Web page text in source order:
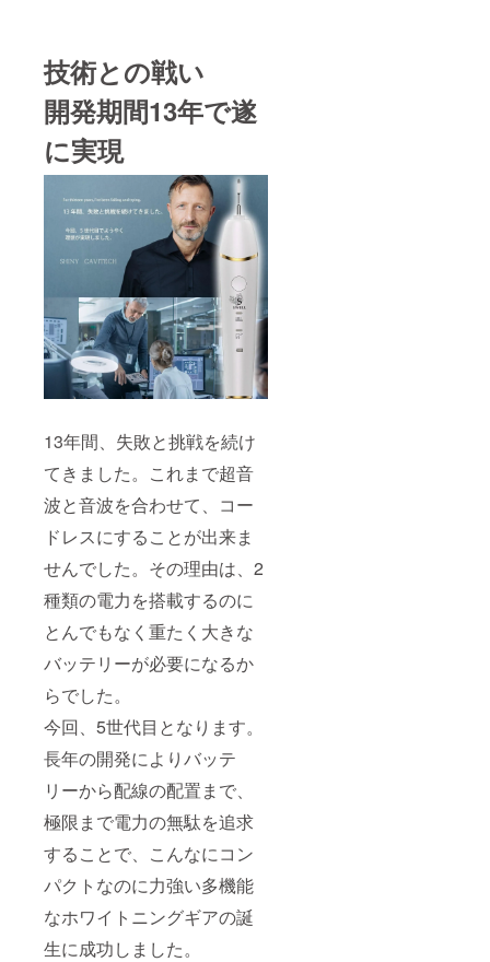
技術との戦い
開発期間13年で遂
に実現
13年間、失敗と挑戦を続け
てきました。これまで超音
波と音波を合わせて、コー
ドレスにすることが出来ま
せんでした。その理由は、2
種類の電力を搭載するのに
とんでもなく重たく大きな
バッテリーが必要になるか
らでした。
今回、5世代目となります。
長年の開発によりバッテ
リーから配線の配置まで、
極限まで電力の無駄を追求
することで、こんなにコン
パクトなのに力強い多機能
なホワイトニングギアの誕
生に成功しました。